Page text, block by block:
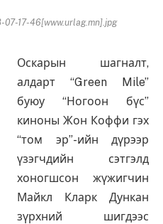
17-46[www.urlag.mn].jpg
Оскарын шагналт,
алдарт “Green Mile”
буюу “Ногоон бүс”
киноны Жон Коффи гэх
“том эр”-ийн дүрээр
үзэгчдийн сэтгэлд
хоногшсон жүжигчин
Майкл Кларк Дункан
зүрхний шигдээс